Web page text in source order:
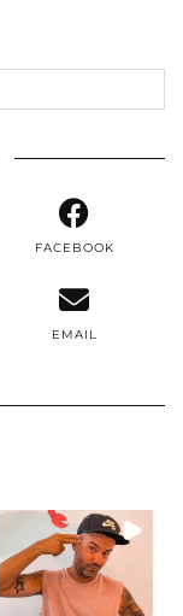
FACEBOOK
EMAIL